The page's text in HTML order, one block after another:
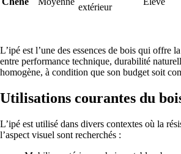
extérieur
L’ipé est l’une des essences de bois qui offre
entre performance technique, durabilité
homogène, à condition que son budget soit
Utilisations courantes du
L’ipé est utilisé dans divers contextes où la
l’aspect visuel sont recherchés :